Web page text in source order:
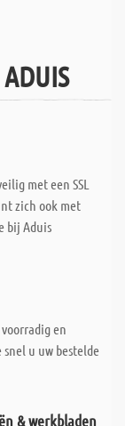
met een SSL
zich ook met
bij Aduis
en
u uw bestelde
& werkbladen